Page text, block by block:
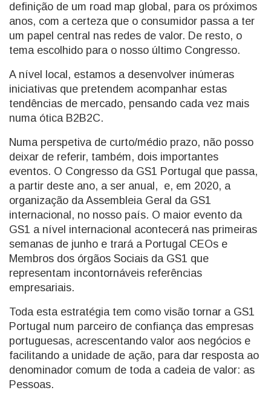
definição de um road map global, para os próximos
anos, com a certeza que o consumidor passa a ter
um papel central nas redes de valor. De resto, o
tema escolhido para o nosso último Congresso.
A nível local, estamos a desenvolver inúmeras
iniciativas que pretendem acompanhar estas
tendências de mercado, pensando cada vez mais
numa ótica B2B2C.
Numa perspetiva de curto/médio prazo, não posso
deixar de referir, também, dois importantes
eventos. O Congresso da GS1 Portugal que passa,
a partir deste ano, a ser anual, e, em 2020, a
organização da Assembleia Geral da GS1
internacional, no nosso país. O maior evento da
GS1 a nível internacional acontecerá nas primeiras
semanas de junho e trará a Portugal CEOs e
Membros dos órgãos Sociais da GS1 que
representam incontornáveis referências
empresariais.
Toda esta estratégia tem como visão tornar a GS1
Portugal num parceiro de confiança das empresas
portuguesas, acrescentando valor aos negócios e
facilitando a unidade de ação, para dar resposta ao
denominador comum de toda a cadeia de valor: as
Pessoas.